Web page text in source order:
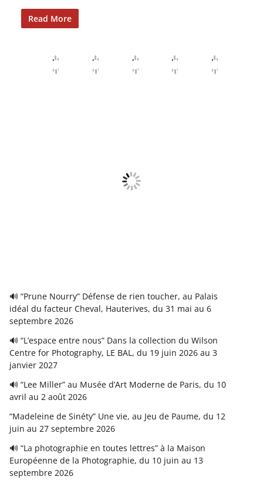
Read More
🔊 “Prune Nourry” Défense de rien toucher, au Palais
idéal du facteur Cheval, Hauterives, du 31 mai au 6
septembre 2026
🔊 “L’espace entre nous” Dans la collection du Wilson
Centre for Photography, LE BAL, du 19 juin 2026 au 3
janvier 2027
🔊 “Lee Miller” au Musée d’Art Moderne de Paris, du 10
avril au 2 août 2026
“Madeleine de Sinéty” Une vie, au Jeu de Paume, du 12
juin au 27 septembre 2026
🔊 “La photographie en toutes lettres” à la Maison
Européenne de la Photographie, du 10 juin au 13
septembre 2026